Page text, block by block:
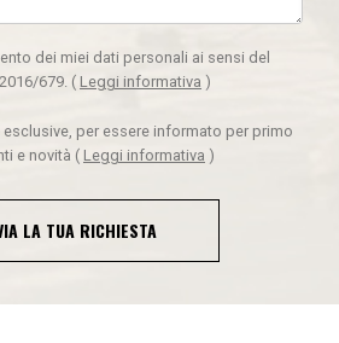
dei miei dati personali ai sensi del
679. ( Leggi informativa )
per essere informato per primo
e novità ( Leggi informativa )
LA TUA RICHIESTA